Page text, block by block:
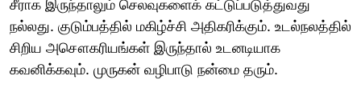
சீராக இருந்தாலும் செலவுகளைக் கட்டுப்படுத்துவது
நல்லது. குடும்பத்தில் மகிழ்ச்சி அதிகரிக்கும். உடல்நலத்தில்
சிறிய அசௌகரியங்கள் இருந்தால் உடனடியாக
கவனிக்கவும். முருகன் வழிபாடு நன்மை தரும்.